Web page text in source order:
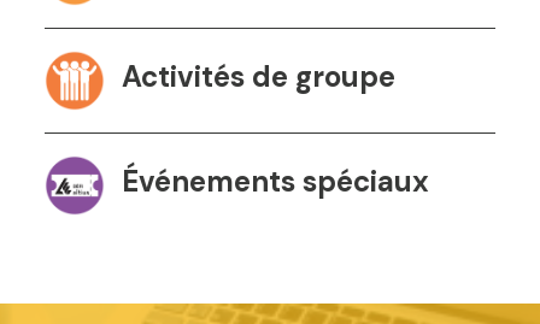
Activités de groupe
Événements spéciaux